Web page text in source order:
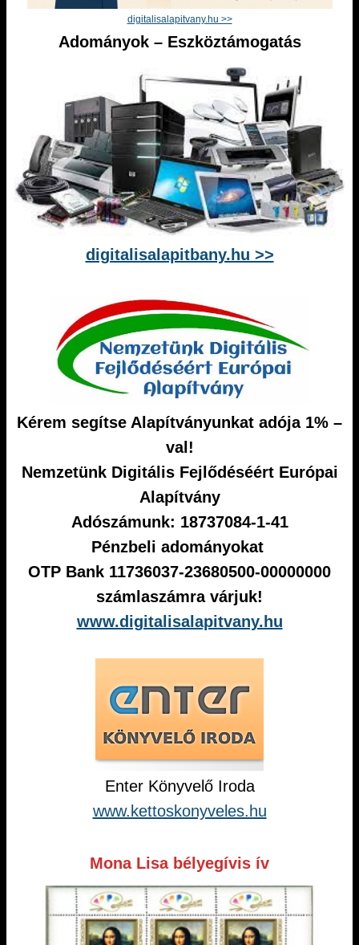
digitalisalapitvany.hu >>
Adományok – Eszköztámogatás
digitalisalapitbany.hu >>
Kérem segítse Alapítványunkat adója 1% –
val!
Nemzetünk Digitális Fejlődéséért Európai
Alapítvány
Adószámunk: 18737084-1-41
Pénzbeli adományokat
OTP Bank 11736037-23680500-00000000
számlaszámra várjuk!
www.digitalisalapitvany.hu
Enter Könyvelő Iroda
www.kettoskonyveles.hu
Mona Lisa bélyegívis ív